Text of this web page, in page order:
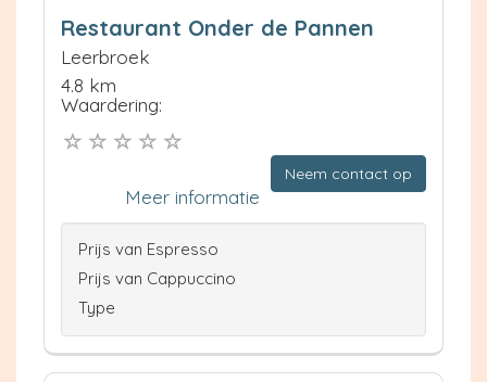
Restaurant Onder de Pannen
Leerbroek
4.8 km
Waardering:
Neem contact op
Meer informatie
Prijs van Espresso
Prijs van Cappuccino
Type